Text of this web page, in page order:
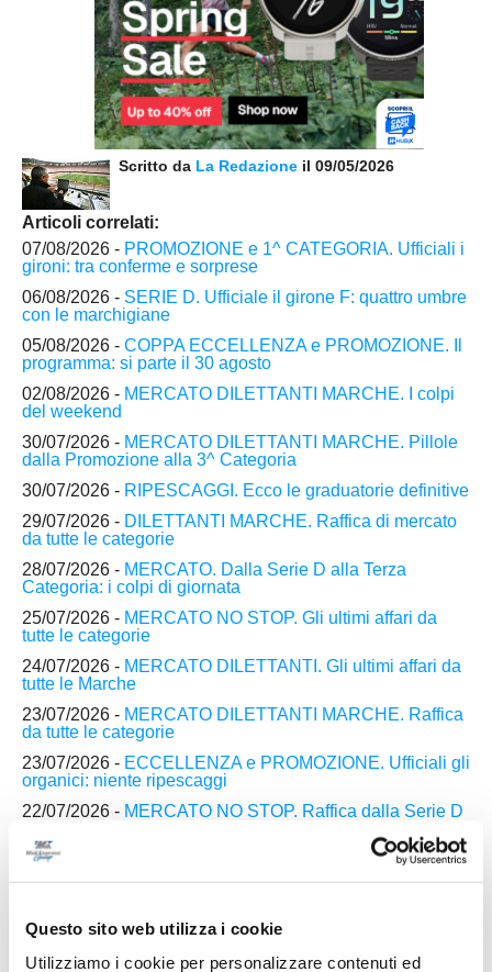
Questo sito web utilizza i cookie
Utilizziamo i cookie per personalizzare contenuti ed
Scritto da La Redazione il 09/05/2026
Articoli correlati:
07/08/2026 - PROMOZIONE e 1^ CATEGORIA. Ufficiali i
gironi: tra conferme e sorprese
06/08/2026 - SERIE D. Ufficiale il girone F: quattro umbre
con le marchigiane
05/08/2026 - COPPA ECCELLENZA e PROMOZIONE. Il
programma: si parte il 30 agosto
02/08/2026 - MERCATO DILETTANTI MARCHE. I colpi
del weekend
30/07/2026 - MERCATO DILETTANTI MARCHE. Pillole
dalla Promozione alla 3^ Categoria
30/07/2026 - RIPESCAGGI. Ecco le graduatorie definitive
29/07/2026 - DILETTANTI MARCHE. Raffica di mercato
da tutte le categorie
28/07/2026 - MERCATO. Dalla Serie D alla Terza
Categoria: i colpi di giornata
25/07/2026 - MERCATO NO STOP. Gli ultimi affari da
tutte le categorie
24/07/2026 - MERCATO DILETTANTI. Gli ultimi affari da
tutte le Marche
23/07/2026 - MERCATO DILETTANTI MARCHE. Raffica
da tutte le categorie
23/07/2026 - ECCELLENZA e PROMOZIONE. Ufficiali gli
organici: niente ripescaggi
22/07/2026 - MERCATO NO STOP. Raffica dalla Serie D
22/07/2026 -
ECCELLENZA e PROMOZIONE. Iscrizioni
tutte le Marche